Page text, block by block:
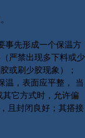
先形成一个保温方
严禁出现多下料或少
或刷少胶现象）；
，表面应平整， 当
它方式时，允许偏
且封闭良好；其搭接